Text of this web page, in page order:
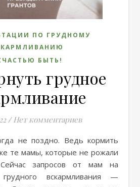
ПО ГРУДНОМУ
БЫТЬ!
грудное
/ Нет комментариев
те мамы, которые не рожали
запросов от мам на
грудного вскармливания —